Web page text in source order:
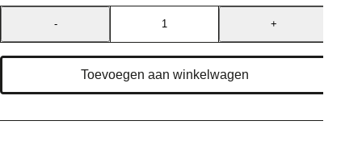
-
Pets
Koffieboom
+
Toevoegen aan winkelwagen